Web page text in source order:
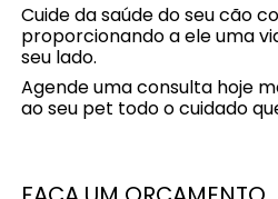
Cuide da saúde do seu cão
proporcionando a ele uma
seu lado.
Agende uma consulta hoje
ao seu pet todo o cuidado